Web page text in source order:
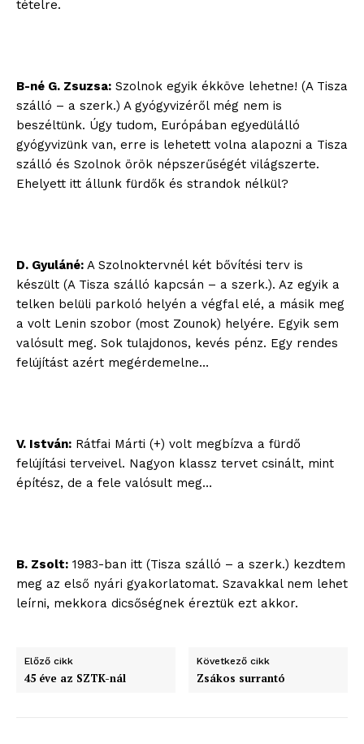
tételre.
B-né G. Zsuzsa: Szolnok egyik ékköve lehetne! (A Tisza
szálló – a szerk.) A gyógyvizéről még nem is
beszéltünk. Úgy tudom, Európában egyedülálló
gyógyvizünk van, erre is lehetett volna alapozni a Tisza
szálló és Szolnok örök népszerűségét világszerte.
Ehelyett itt állunk fürdők és strandok nélkül?
D. Gyuláné: A Szolnoktervnél két bővítési terv is
készült (A Tisza szálló kapcsán – a szerk.). Az egyik a
telken belüli parkoló helyén a végfal elé, a másik meg
a volt Lenin szobor (most Zounok) helyére. Egyik sem
valósult meg. Sok tulajdonos, kevés pénz. Egy rendes
felújítást azért megérdemelne…
V. István: Rátfai Márti (+) volt megbízva a fürdő
felújítási terveivel. Nagyon klassz tervet csinált, mint
építész, de a fele valósult meg…
B. Zsolt: 1983-ban itt (Tisza szálló – a szerk.) kezdtem
meg az első nyári gyakorlatomat. Szavakkal nem lehet
leírni, mekkora dicsőségnek éreztük ezt akkor.
Előző cikk
45 éve az SZTK-nál
Következő cikk
Zsákos surrantó